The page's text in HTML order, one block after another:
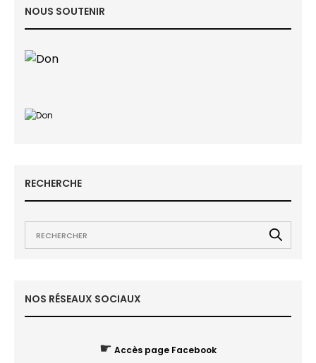
NOUS SOUTENIR
RECHERCHE
NOS RÉSEAUX SOCIAUX
☛ Accès page Facebook